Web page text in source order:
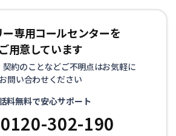
専用コールセンターを
ご用意しています
契約のことなどご不明点はお気軽に
お問い合わせください
料無料で安心サポート
0120-302-190